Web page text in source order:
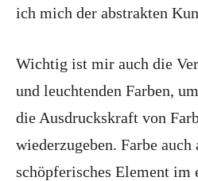
ich mich der abstrakten
Wichtig ist mir auch die
und leuchtenden Farben,
die Ausdruckskraft von
wiederzugeben. Farbe
schöpferisches Element im